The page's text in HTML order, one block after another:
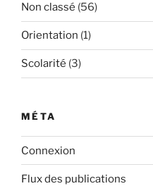
Non classé (56)
Orientation (1)
Scolarité (3)
MÉTA
Connexion
Flux des publications